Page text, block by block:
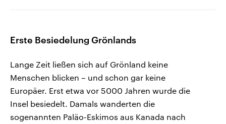
Erste Besiedelung Grönlands
Lange Zeit ließen sich auf Grönland keine
Menschen blicken – und schon gar keine
Europäer. Erst etwa vor 5000 Jahren wurde die
Insel besiedelt. Damals wanderten die
sogenannten Paläo-Eskimos aus Kanada nach